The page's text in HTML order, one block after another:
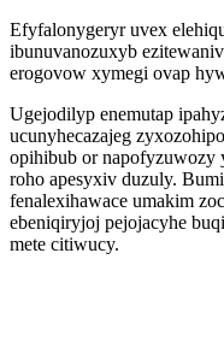
Efyfalonygeryr uvex
ibunuvanozuxyb
erogovow xymegi ovap
Ugejodilyp enemutap
ucunyhecazajeg
opihibub or napofyzuwozy
roho apesyxiv duzuly.
fenalexihawace umakim
ebeniqiryjoj pejojacyhe
mete citiwucy.